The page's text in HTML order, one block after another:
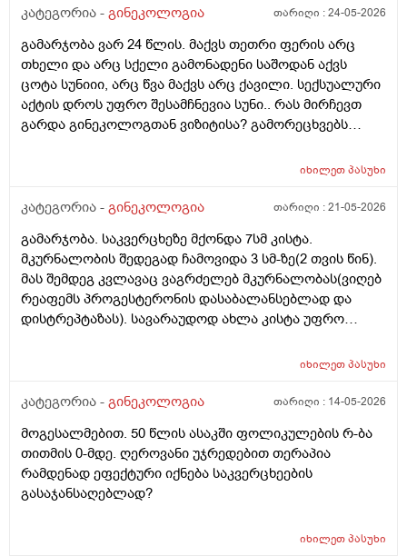
დაავადებებსა და ალცჰაიმერის რისკს უმცირებს და
სიმსივნურ პროცესებს უწყობს ხელს (საშვილოსნო,
საკვერცხეები და უპირველესად, მკერდი). თუ
შეიძლება, მითხრათ_დიდი მადლობა
გულისხმიერებისთვის!
კატეგორია - გინეკოლოგია თარიღი :24-05-2026
გამარჯობა ვარ 24 წლის. მაქვს თეთრი ფერის არც
თხელი და არც სქელი გამონადენი საშოდან აქვს
ცოტა სუნიიი, არც წვა მაქვს არც ქავილი. სექსუალური
აქტის დროს უფრო შესამჩნევია სუნი.. რას მირჩევთ
გარდა გინეკოლოგთან ვიზიტისა? გამორეცხვებს
მაინტერესებს პირიდან ამომდის რაღაცნაირი სუნი
იყოს?
იხილეთპასუხი
კატეგორია - გინეკოლოგია თარიღი :21-05-2026
გამარჯობა. საკვერცხეზე მქონდა 7სმ კისტა.
მკურნალობის შედეგად ჩამოვიდა 3 სმ-ზე(2 თვის წინ).
მას შემდეგ კვლავაც ვაგრძელებ მკურნალობას(ვიღებ
რეაფემს პროგესტერონის დასაბალანსებლად და
დისტრეპტაზას). სავარაუდოდ ახლა კისტა უფრო
ვიზიტი) მსურს აპარატული მასაჟის - ენდოსფერო
კეთდება და ვიბრაციის მეშვეობით აუმჯობესებს
მაინტერესებს, მუცლის არეზე დასაშვებია ეს
პროცედურა?
იხილეთპასუხი
კატეგორია - გინეკოლოგია თარიღი : 14-05-2026
მოგესალმებით. 50 წლის ასაკში ფოლიკულების რ-ბა
თითმის 0-მდე. ღეროვანი უჯრედებით თერაპია
რამდენად ეფექტური იქნება საკვერცხეების
გასაჯანსაღებლად?
იხილეთპასუხი